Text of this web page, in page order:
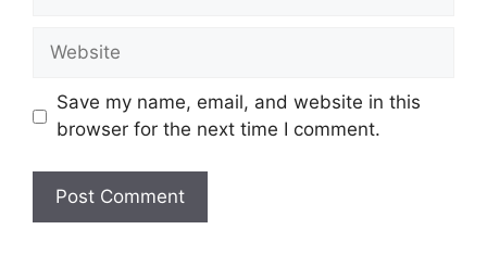
Website
Save my name, email, and website in this
browser for the next time I comment.